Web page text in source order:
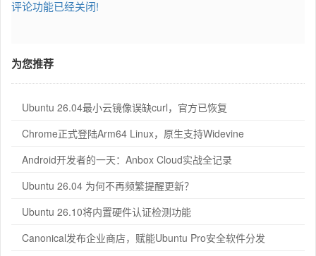
评论功能已经关闭!
为您推荐
Ubuntu 26.04最小云镜像误缺curl，官方已恢复
Chrome正式登陆Arm64 Linux，原生支持Widevine
Android开发者的一天：Anbox Cloud实战全记录
Ubuntu 26.04 为何不再频繁提醒更新？
Ubuntu 26.10将内置硬件认证检测功能
Canonical发布企业商店，赋能Ubuntu Pro安全软件分发